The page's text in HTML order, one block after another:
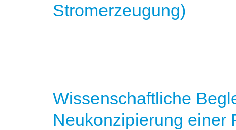
Stromerzeugung)
Wissenschaftliche
Neukonzipierung einer